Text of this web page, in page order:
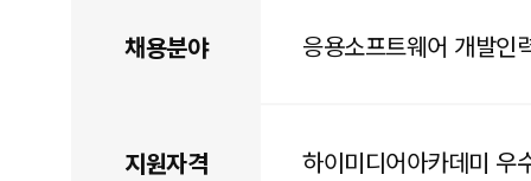
채용분야 응용소프트웨어 개발인
지원자격 하이미디어아카데미 우